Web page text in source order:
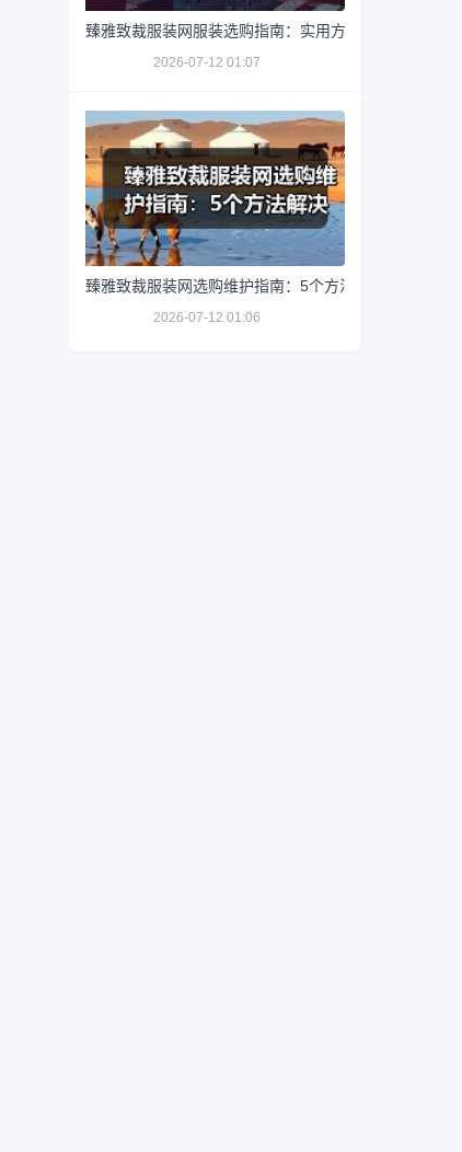
臻雅致裁服装网服装选购指南：实用方法与维护技巧
2026-07-12 01:07
臻雅致裁服装网选购维护指南：5个方法解决网购踩坑
2026-07-12 01:06